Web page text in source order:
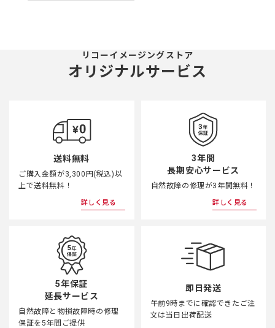
リコーイメージングストア
オリジナルサービス
送料無料
ご購入金額が3,300円(税込)以
上で送料無料！
詳しく見る
3年間
長期安心サービス
自然故障の修理が3年間無料！
詳しく見る
5年保証
延長サービス
自然故障と物損故障時の修理
保証を5年間ご提供
即日発送
午前9時までに確認できたご注
文は当日出荷配送